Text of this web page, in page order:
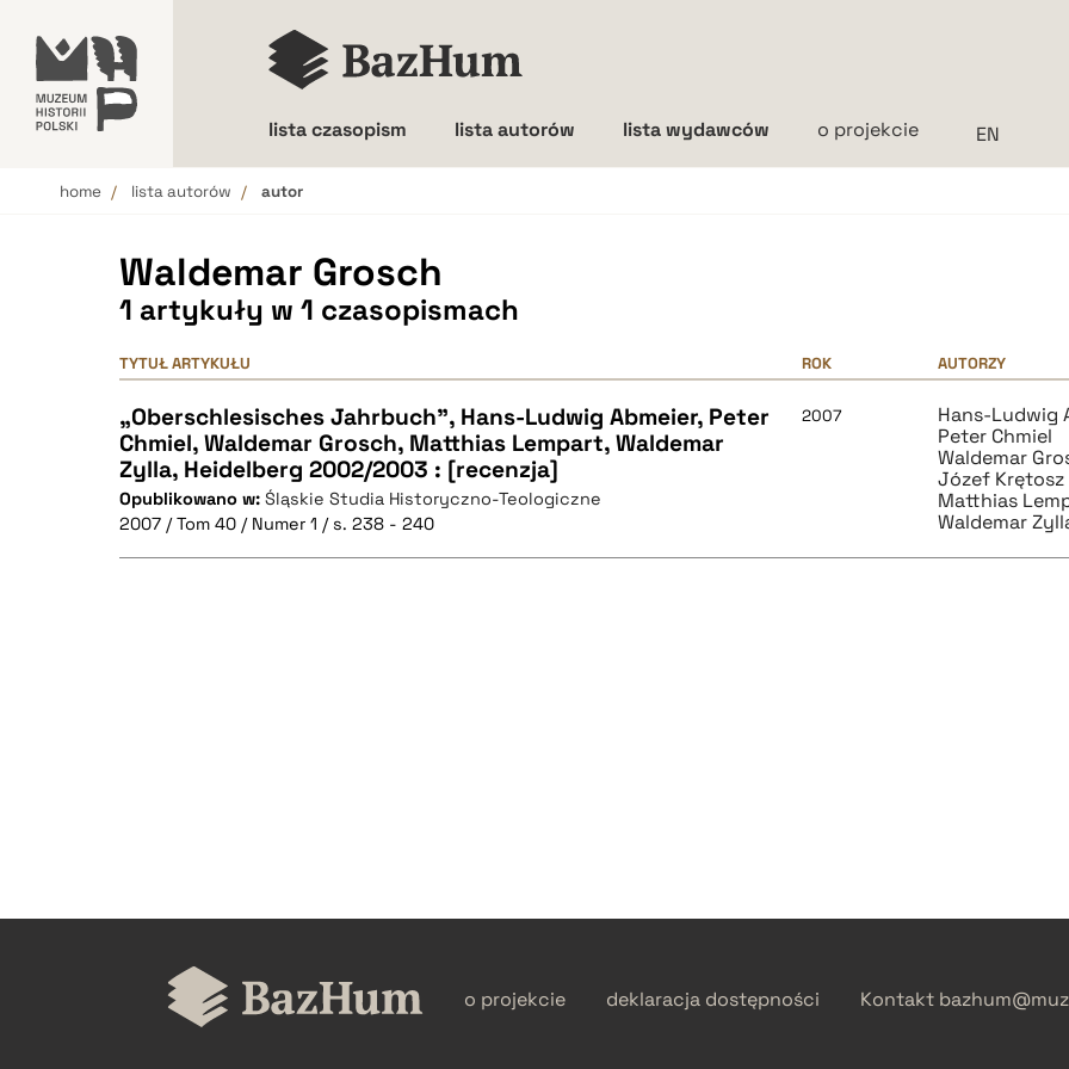
lista czasopism lista autorów lista wydawców o projekcie
home lista autorów autor
Waldemar Grosch
1 artykuły w 1 czasopismach
TYTUŁ ARTYKUŁU ROK AUTORZY
„Oberschlesisches Jahrbuch”, Hans-Ludwig Abmeier, Peter
Chmiel, Waldemar Grosch, Matthias Lempart, Waldemar
Zylla, Heidelberg 2002/2003 : [recenzja]
Opublikowano w: Śląskie Studia Historyczno-Teologiczne
2007 / Tom 40 / Numer 1 / s. 238 - 240
2007
Hans-Ludwig
Peter Chmiel
Waldemar
Józef Krętosz
Matthias
Waldemar
o projekcie deklaracja dostępności Kontakt